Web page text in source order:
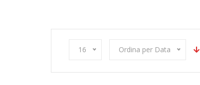
16 Ordina per Data